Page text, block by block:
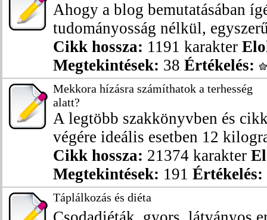
Ahogy a blog bemutatásában
tudományosság nélkül,
Cikk hossza: 1191 karakter
Megtekintések: 38 Értékelés:
Mekkora hízásra számíthatok a terhesség
alatt?
A legtöbb szakkönyvben és
végére ideális esetben 12
Cikk hossza: 21374 karakter
Megtekintések: 191 Értékelés:
Táplálkozás és diéta